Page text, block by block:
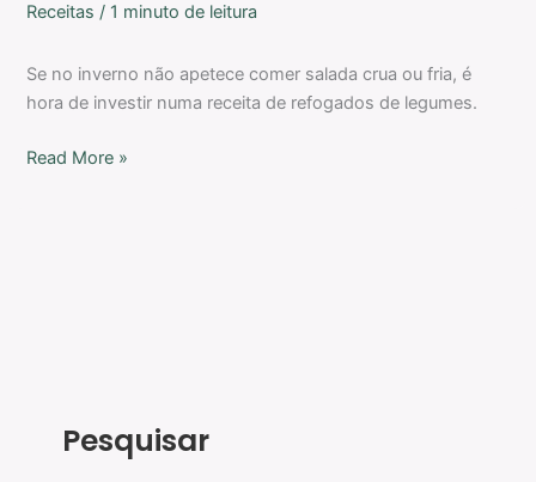
Receitas / 1 minuto de leitura
Se no inverno não apetece comer salada crua ou fria, é
hora de investir numa receita de refogados de legumes.
Read More »
Pesquisar